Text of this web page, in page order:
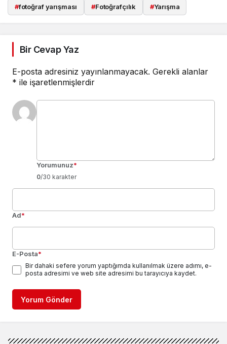
#fotoğraf yarışması #Fotoğrafçılık #Yarışma
Bir Cevap Yaz
E-posta adresiniz yayınlanmayacak. Gerekli alanlar
* ile işaretlenmişlerdir
Yorumunuz*
0/30 karakter
Ad*
E-Posta*
Bir dahaki sefere yorum yaptığımda kullanılmak üzere adımı, e-
posta adresimi ve web site adresimi bu tarayıcıya kaydet.
Yorum Gönder